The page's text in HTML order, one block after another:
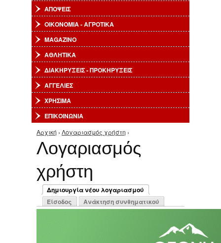
ΑΠΟΨΕΙΣ
ΟΙΚΟΝΟΜΙΑ - ΑΓΡΟΤΙΚΑ
MAGAZINO
ΑΘΛΗΤΙΚΑ
ΔΙΑΚΗΡΥΞΕΙΣ - ΠΡΟΚΗΡΥΞΕΙΣ
ΑΓΓΕΛΙΕΣ
ΧΡΗΣΙΜΑ
ΕΠΙΚΟΙΝΩΝΙΑ
Είστε εδώ
Αρχική › Λογαριασμός χρήστη ›
Λογαριασμός
χρήστη
Πρωτεύουσες καρτέλες
Δημιουργία νέου λογαριασμού
(ενεργή καρτέλα)
Είσοδος Ανάκτηση συνθηματικού